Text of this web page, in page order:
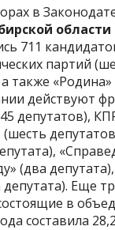
в
области
711
партий
также «Родина»
действуют
депутатов),
(два
Еще
в
составила